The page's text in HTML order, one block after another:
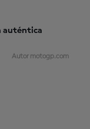
auténtica
Autor motogp.com